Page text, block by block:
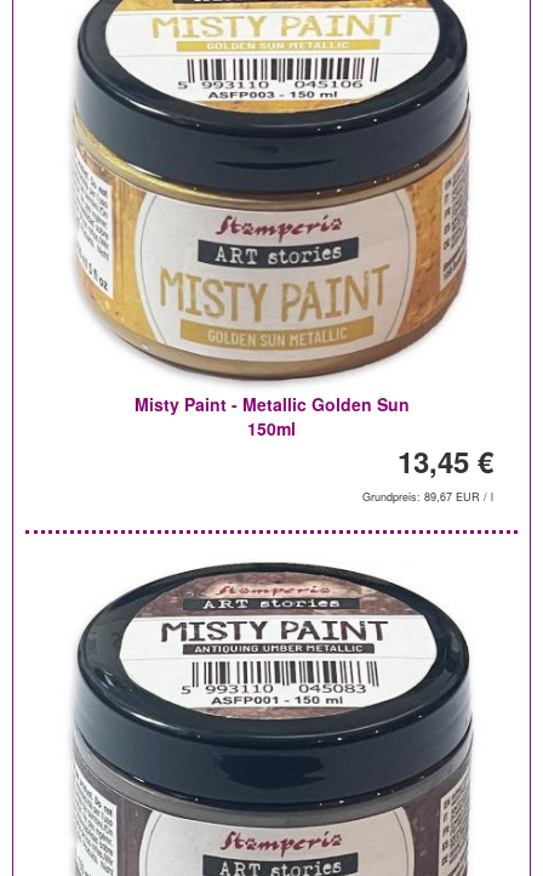
Misty Paint - Metallic Golden Sun
150ml
13,45 €
Grundpreis: 89,67 EUR / l